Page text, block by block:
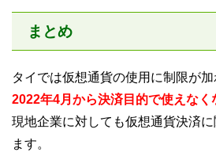
まとめ
タイでは仮想通貨の使用に制限が加
2022年4月から決済目的で使えなく
現地企業に対しても仮想通貨決済
ます。